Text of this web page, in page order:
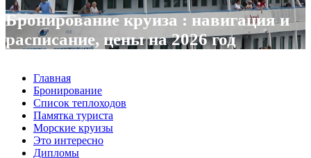
Бронирование круиза : навигация и
расписание, цены на 2026 год
Главная
Бронирование
Список теплоходов
Памятка туриста
Морские круизы
Это интересно
Дипломы